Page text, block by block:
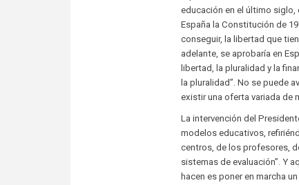
educación en el último siglo,
España la Constitución de
conseguir, la libertad que
adelante, se aprobaría en
libertad, la pluralidad y la
la pluralidad”. No se puede
existir una oferta variada de
La intervención del
modelos educativos,
centros, de los profesores,
sistemas de evaluación”. Y
hacen es poner en marcha